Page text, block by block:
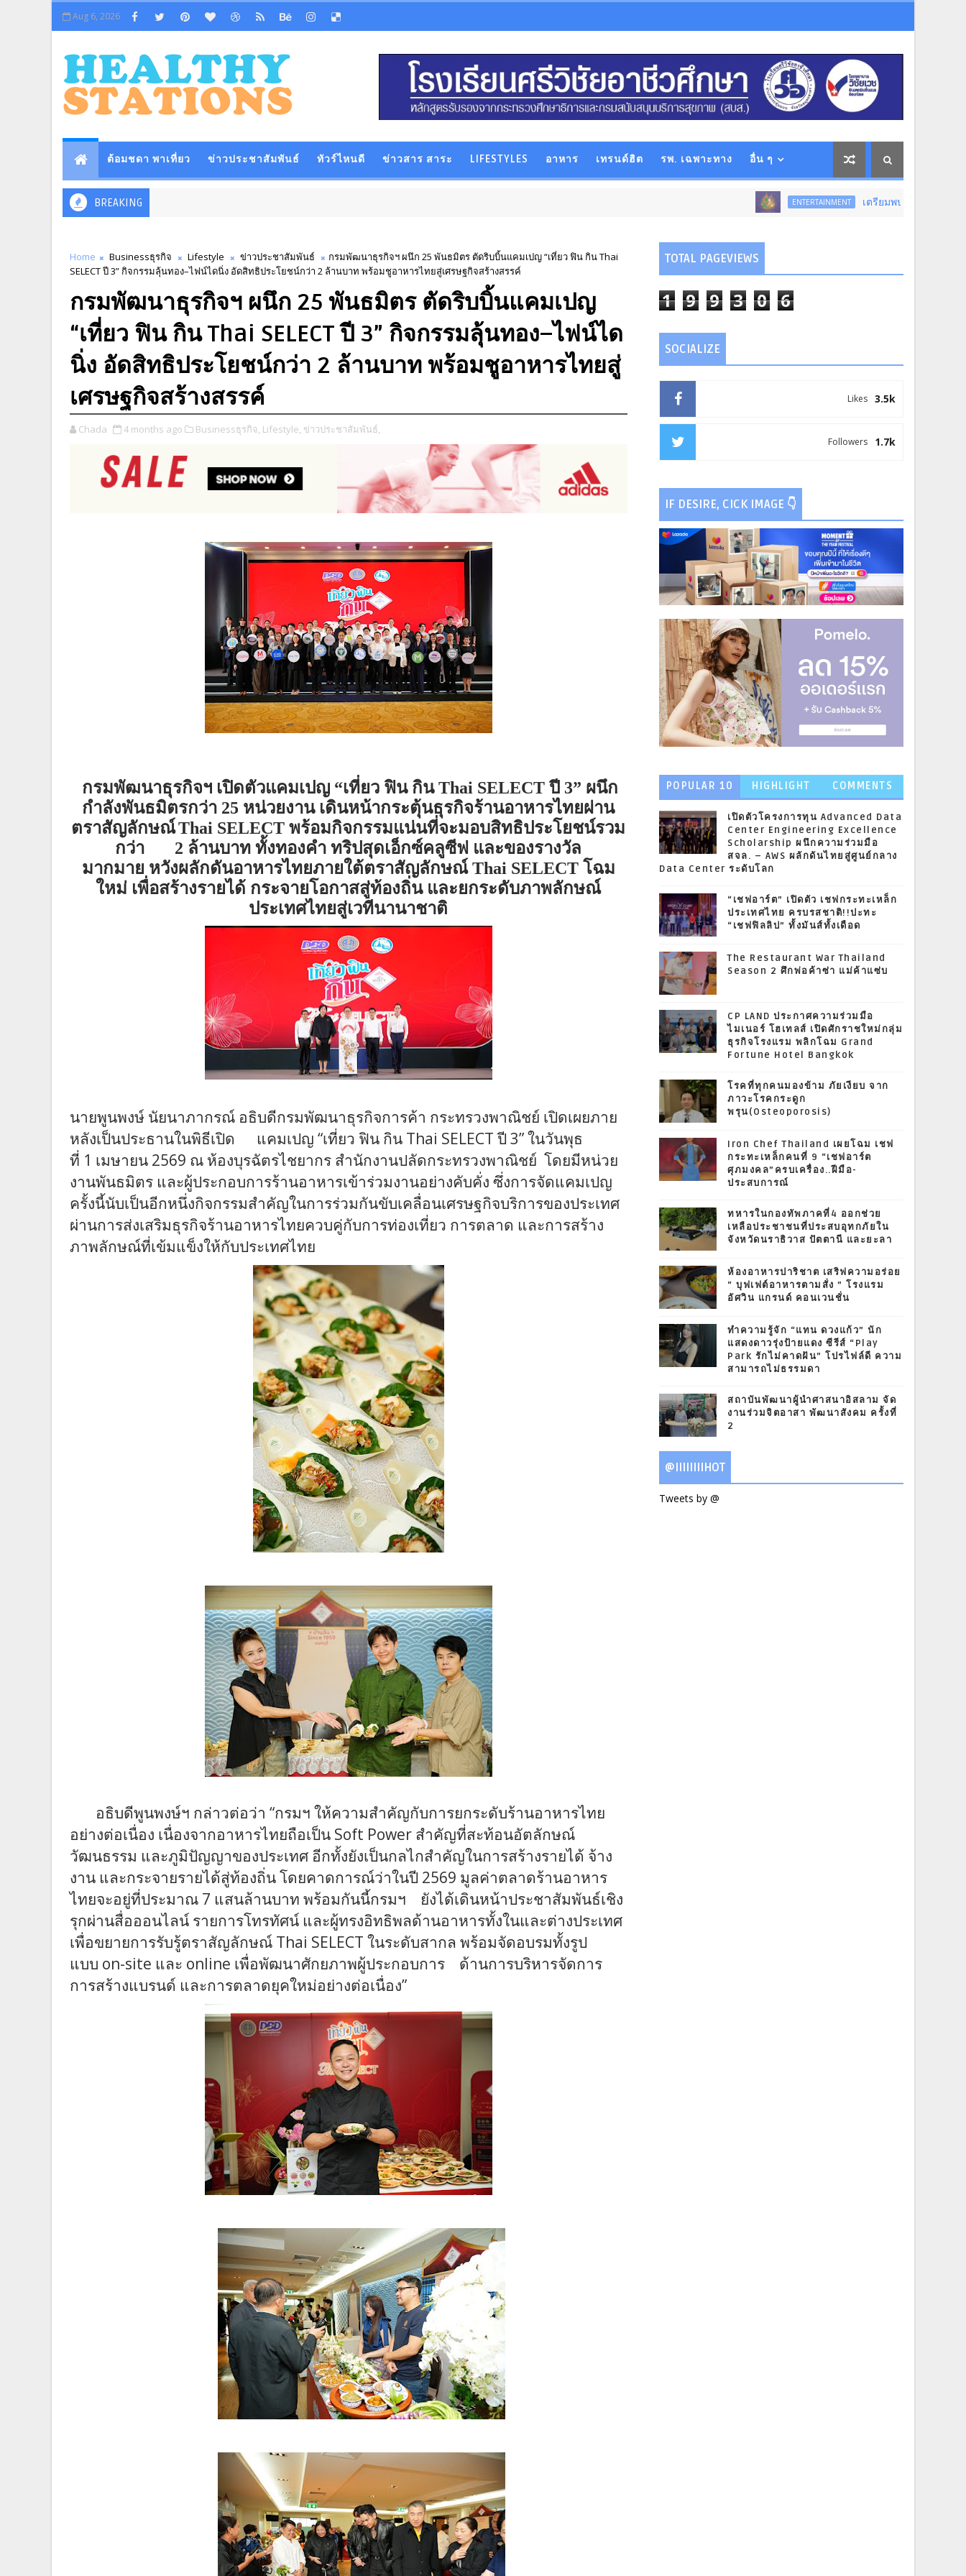
Aug 6, 2026
ต้อมชดา พาเที่ยว ข่าวประชาสัมพันธ์ ทัวร์ไหนดี ข่าวสาร สาระ LIFESTYLES อาหาร เทรนด์ฮิต รพ. เฉพาะทาง อื่น ๆ
BREAKING ENTERTAINMENT เตรียมพบกับ...การแสดงโขนสุดยิ่ง
Home Businessธุรกิจ Lifestyle ข่าวประชาสัมพันธ์
กรมพัฒนาธุรกิจฯ ผนึก 25 พันธมิตร ตัดริบบิ้นแคมเปญ “เที่ยว ฟิน กิน Thai
SELECT ปี 3” กิจกรรมลุ้นทอง–ไฟน์ไดนิ่ง อัดสิทธิประโยชน์กว่า 2 ล้านบาท พร้อมชูอาหารไทยสู่เศรษฐกิจสร้างสรรค์
กรมพัฒนาธุรกิจฯ ผนึก 25 พันธมิตร ตัดริบบิ้นแคมเปญ
“เที่ยว ฟิน กิน Thai SELECT ปี 3” กิจกรรมลุ้นทอง–ไฟน์ได
นิ่ง อัดสิทธิประโยชน์กว่า 2 ล้านบาท พร้อมชูอาหารไทยสู่
เศรษฐกิจสร้างสรรค์
Chada 4 months ago Businessธุรกิจ, Lifestyle, ข่าวประชาสัมพันธ์,
กรมพัฒนาธุรกิจฯ เปิดตัวแคมเปญ “เที่ยว ฟิน กินThai SELECTปี 3” ผนึก
กำลังพันธมิตรกว่า 25 หน่วยงาน เดินหน้ากระตุ้นธุรกิจร้านอาหารไทยผ่าน
ตราสัญลักษณ์Thai SELECT พร้อมกิจกรรมแน่นที่จะมอบสิทธิประโยชน์รวม
กว่า
2 ล้านบาท ทั้งทองคำ ทริปสุดเอ็กซ์คลูซีฟ และของรางวัล
มากมาย หวังผลักดันอาหารไทยภายใต้ตราสัญลักษณ์Thai SELECT โฉม
ใหม่ เพื่อสร้างรายได้ กระจายโอกาสสู่ท้องถิ่น และยกระดับภาพลักษณ์
ประเทศไทยสู่เวทีนานาชาติ
นายพูนพงษ์ นัยนาภากรณ์ อธิบดีกรมพัฒนาธุรกิจการค้า กระทรวงพาณิชย์ เปิดเผยภาย
หลังเป็นประธานในพิธีเปิด แคมเปญ “เที่ยว ฟิน กิน Thai SELECTปี 3”ในวันพุธ
ที่ 1 เมษายน 2569 ณ ห้องบุรฉัตรไชยากร สำนักงานปลัดกระทรวงพาณิชย์ โดยมีหน่วย
งานพันธมิตร และผู้ประกอบการร้านอาหารเข้าร่วมงานอย่างคับคั่ง ซึ่งการจัดแคมเปญ
ครั้งนี้นับเป็นอีกหนึ่งกิจกรรมสำคัญในการร่วมกันขับเคลื่อนเศรษฐกิจบริการของประเทศ
ผ่านการส่งเสริมธุรกิจร้านอาหารไทยควบคู่กับการท่องเที่ยว การตลาด และการสร้าง
ภาพลักษณ์ที่เข้มแข็งให้กับประเทศไทย
อธิบดีพูนพงษ์ฯ กล่าวต่อว่า “กรมฯ ให้ความสำคัญกับการยกระดับร้านอาหารไทย
อย่างต่อเนื่อง เนื่องจากอาหารไทยถือเป็น Soft Power สำคัญที่สะท้อนอัตลักษณ์
วัฒนธรรม และภูมิปัญญาของประเทศ อีกทั้งยังเป็นกลไกสำคัญในการสร้างรายได้ จ้าง
งาน และกระจายรายได้สู่ท้องถิ่น โดยคาดการณ์ว่าในปี 2569 มูลค่าตลาดร้านอาหาร
ไทยจะอยู่ที่ประมาณ 7 แสนล้านบาท พร้อมกันนี้กรมฯ ยังได้เดินหน้าประชาสัมพันธ์เชิง
รุกผ่านสื่อออนไลน์ รายการโทรทัศน์ และผู้ทรงอิทธิพลด้านอาหารทั้งในและต่างประเทศ
เพื่อขยายการรับรู้ตราสัญลักษณ์ Thai SELECT ในระดับสากล พร้อมจัดอบรมทั้งรูป
แบบ on-site และ online เพื่อพัฒนาศักยภาพผู้ประกอบการ
ด้านการบริหารจัดการ
การสร้างแบรนด์ และการตลาดยุคใหม่อย่างต่อเนื่อง”
TOTAL PAGEVIEWS
1 9 9 3 0 6
SOCIALIZE
3.5k
Likes
1.7k
Followers
IF DESIRE, CICK IMAGE 👇
POPULAR 10
HIGHLIGHT
COMMENTS
เปิดตัวโครงการทุน Advanced Data
Center Engineering Excellence
Scholarship ผนึกความร่วมมือ
สจล. – AWS ผลักดันไทยสู่ศูนย์กลาง
Data Center ระดับโลก
“เชฟอาร์ต” เปิดตัว เชฟกระทะเหล็ก
ประเทศไทย ครบรสชาติ!!ปะทะ
“เชฟฟิลลิป” ทั้งมันส์ทั้งเดือด
The Restaurant War Thailand
Season 2 ศึกพ่อค้าซ่า แม่ค้าแซ่บ
CP LAND ประกาศความร่วมมือ
ไมเนอร์ โฮเทลส์ เปิดศักราชใหม่กลุ่ม
ธุรกิจโรงแรม พลิกโฉม Grand
Fortune Hotel Bangkok
โรคที่ทุกคนมองข้าม ภัยเงียบ จาก
ภาวะโรคกระดูก
พรุน(Osteoporosis)
Iron Chef Thailand เผยโฉม เชฟ
กระทะเหล็กคนที่ 9 “เชฟอาร์ต
ศุภมงคล”ครบเครื่อง..ฝีมือ-
ประสบการณ์
ทหารในกองทัพภาคที่4 ออกช่วย
เหลือประชาชนที่ประสบอุทกภัยใน
จังหวัดนราธิวาส ปัตตานี และยะลา
ห้องอาหารปาริชาต เสริฟความอร่อย
“ บุฟเฟต์อาหารตามสั่ง ” โรงแรม
อัศวิน แกรนด์ คอนเวนชั่น
ทำความรู้จัก “แทน ดวงแก้ว” นัก
แสดงดาวรุ่งป้ายแดง ซีรีส์ “Play
Park รักไม่คาดฝัน” โปรไฟล์ดี ความ
สามารถไม่ธรรมดา
สถาบันพัฒนาผู้นำศาสนาอิสลาม จัด
งานร่วมจิตอาสา พัฒนาสังคม ครั้งที่
2
@IIIIIIIIHOT
Tweets by @